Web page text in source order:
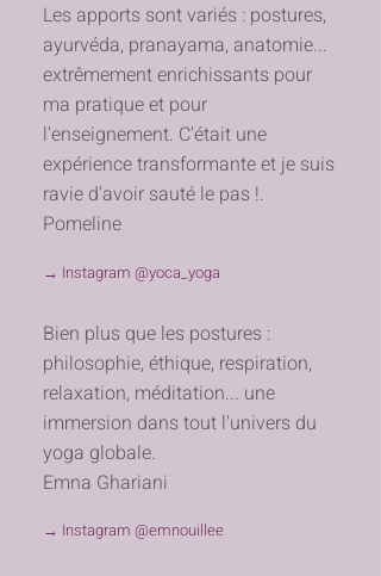
Les apports sont variés : postures,
ayurvéda, pranayama, anatomie...
extrêmement enrichissants pour
ma pratique et pour
l'enseignement. C'était une
expérience transformante et je suis
ravie d'avoir sauté le pas !.
Pomeline
→ Instagram @yoca_yoga
Bien plus que les postures :
philosophie, éthique, respiration,
relaxation, méditation... une
immersion dans tout l'univers du
yoga globale.
Emna Ghariani
→ Instagram @emnouillee